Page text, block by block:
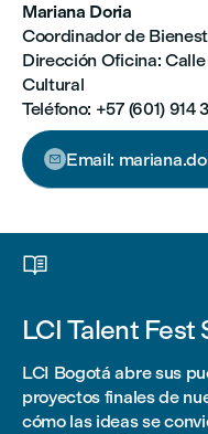
Mariana Doria
Coordinador de
Dirección Oficina: Calle
Cultural
Teléfono: +57 (601) 914
 Email:

LCI Talent Fest
LCI Bogotá abre sus
proyectos finales de
cómo las ideas se